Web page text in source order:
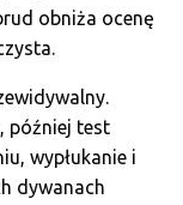
obniża ocenę
później test
wypłukanie i
dywanach